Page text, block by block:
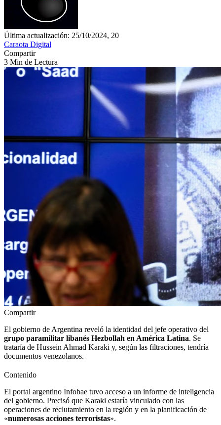
Última actualización: 25/10/2024, 20
Caraota Digital
Compartir
3 Min de Lectura
Compartir
El gobierno de Argentina reveló la identidad del jefe operativo del
grupo paramilitar libanés Hezbollah en América Latina. Se
trataría de Hussein Ahmad Karaki y, según las filtraciones, tendría
documentos venezolanos.
Contenido
El portal argentino Infobae tuvo acceso a un informe de inteligencia
del gobierno. Precisó que Karaki estaría vinculado con las
operaciones de reclutamiento en la región y en la planificación de
«numerosas acciones terroristas».